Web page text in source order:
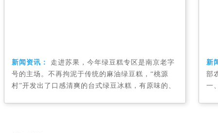
新闻资讯：
走进苏果，今年绿豆糕专区是南京老字
号的主场。不再拘泥于传统的麻油绿豆糕，“桃源
村”开发出了口感清爽的台式绿豆冰糕，有原味的、
新
部
一